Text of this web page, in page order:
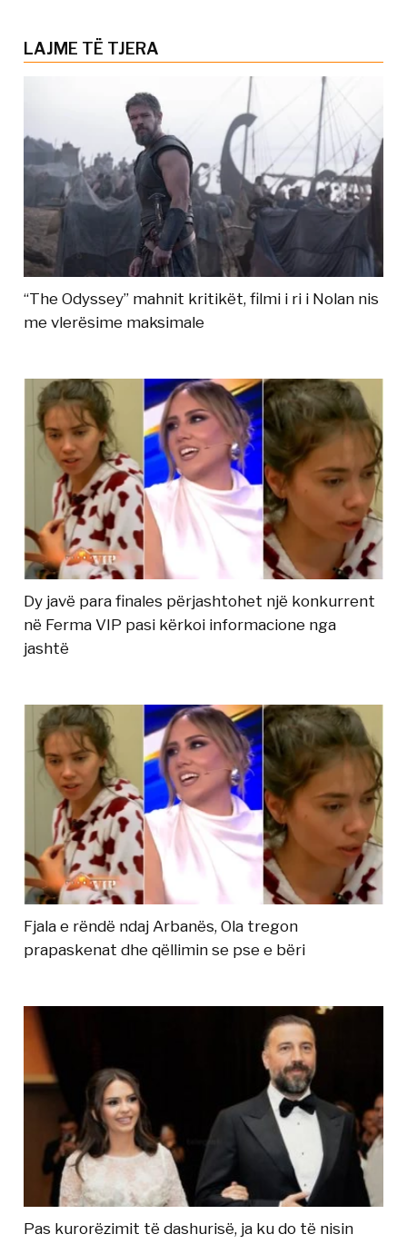
LAJME TË TJERA
“The Odyssey” mahnit kritikët, filmi i ri i Nolan nis
me vlerësime maksimale
Dy javë para finales përjashtohet një konkurrent
në Ferma VIP pasi kërkoi informacione nga
jashtë
Fjala e rëndë ndaj Arbanës, Ola tregon
prapaskenat dhe qëllimin se pse e bëri
Pas kurorëzimit të dashurisë, ja ku do të nisin